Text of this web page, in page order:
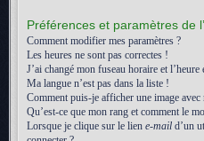
Préférences et paramètres de
Comment modifier mes paramètres ?
Les heures ne sont pas correctes !
J’ai changé mon fuseau horaire et
Ma langue n’est pas dans la liste !
Comment puis-je afficher une image
Qu’est-ce que mon rang et comment le
Lorsque je clique sur le lien e-mail d’un